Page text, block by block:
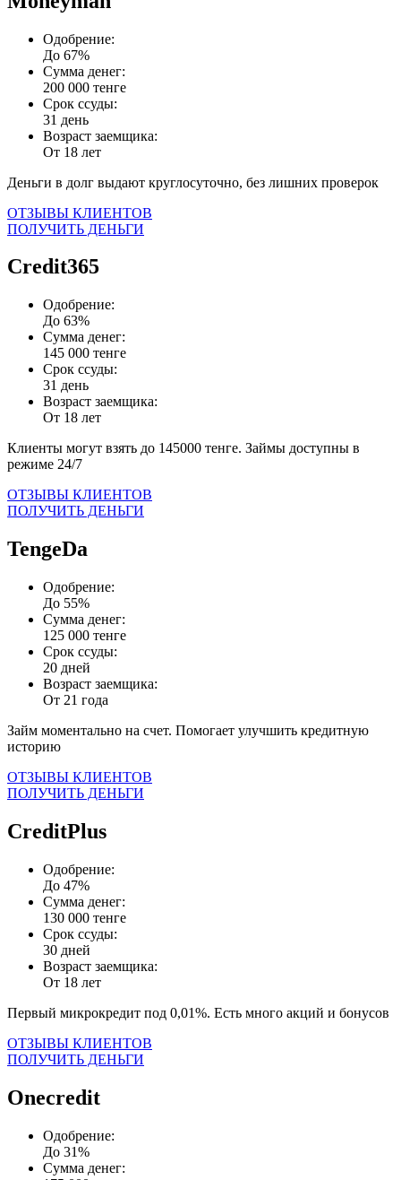
Одобрение:
До 67%
Сумма денег:
200 000 тенге
Срок ссуды:
31 день
Возраст заемщика:
От 18 лет
Деньги в долг выдают круглосуточно, без лишних проверок
ОТЗЫВЫ КЛИЕНТОВ
ПОЛУЧИТЬ ДЕНЬГИ
Credit365
Одобрение:
До 63%
Сумма денег:
145 000 тенге
Срок ссуды:
31 день
Возраст заемщика:
От 18 лет
Клиенты могут взять до 145000 тенге. Займы доступны в
режиме 24/7
ОТЗЫВЫ КЛИЕНТОВ
ПОЛУЧИТЬ ДЕНЬГИ
TengeDa
Одобрение:
До 55%
Сумма денег:
125 000 тенге
Срок ссуды:
20 дней
Возраст заемщика:
От 21 года
Займ моментально на счет. Помогает улучшить кредитную
историю
ОТЗЫВЫ КЛИЕНТОВ
ПОЛУЧИТЬ ДЕНЬГИ
CreditPlus
Одобрение:
До 47%
Сумма денег:
130 000 тенге
Срок ссуды:
30 дней
Возраст заемщика:
От 18 лет
Первый микрокредит под 0,01%. Есть много акций и бонусов
ОТЗЫВЫ КЛИЕНТОВ
ПОЛУЧИТЬ ДЕНЬГИ
Onecredit
Одобрение:
До 31%
Сумма денег: